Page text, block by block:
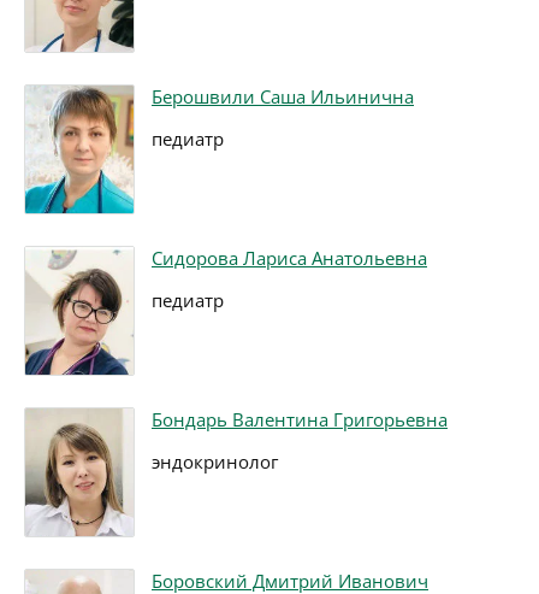
Берошвили Саша Ильинична
педиатр
Сидорова Лариса Анатольевна
педиатр
Бондарь Валентина Григорьевна
эндокринолог
Боровский Дмитрий Иванович